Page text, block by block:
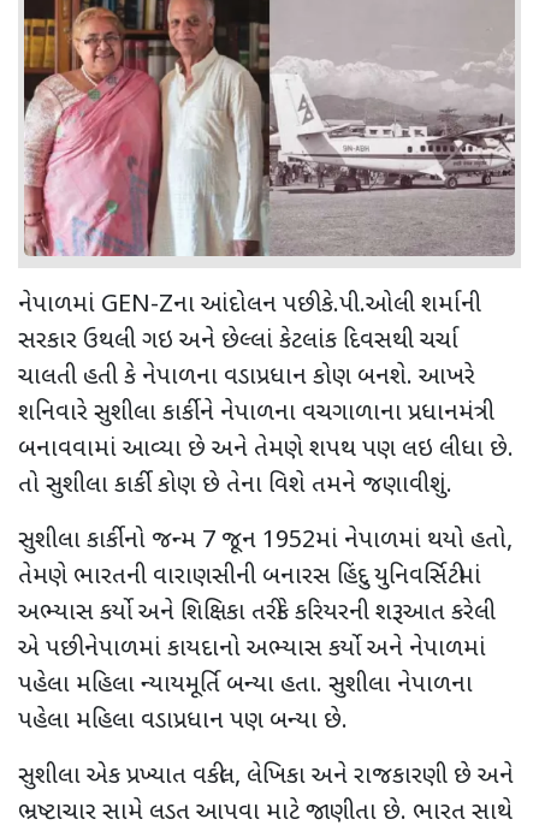
નેપાળમાં GEN-Zના આંદોલન પછી કે.પી.ઓલી શર્માની
સરકાર ઉથલી ગઇ અને છેલ્લાં કેટલાંક દિવસથી ચર્ચા
ચાલતી હતી કે નેપાળના વડાપ્રધાન કોણ બનશે. આખરે
શનિવારે સુશીલા કાર્કીને નેપાળના વચગાળાના પ્રધાનમંત્રી
બનાવવામાં આવ્યા છે અને તેમણે શપથ પણ લઇ લીધા છે.
તો સુશીલા કાર્કી કોણ છે તેના વિશે તમને જણાવીશું.
સુશીલા કાર્કીનો જન્મ 7 જૂન 1952માં નેપાળમાં થયો હતો,
તેમણે ભારતની વારાણસીની બનારસ હિંદુ યુનિવર્સિટીમાં
અભ્યાસ કર્યો અને શિક્ષિકા તરીકે કરિયરની શરૂઆત કરેલી
એ પછી નેપાળમાં કાયદાનો અભ્યાસ કર્યો અને નેપાળમાં
પહેલા મહિલા ન્યાયમૂર્તિ બન્યા હતા. સુશીલા નેપાળના
પહેલા મહિલા વડાપ્રધાન પણ બન્યા છે.
સુશીલા એક પ્રખ્યાત વકીલ, લેખિકા અને રાજકારણી છે અને
ભ્રષ્ટાચાર સામે લડત આપવા માટે જાણીતા છે. ભારત સાથે